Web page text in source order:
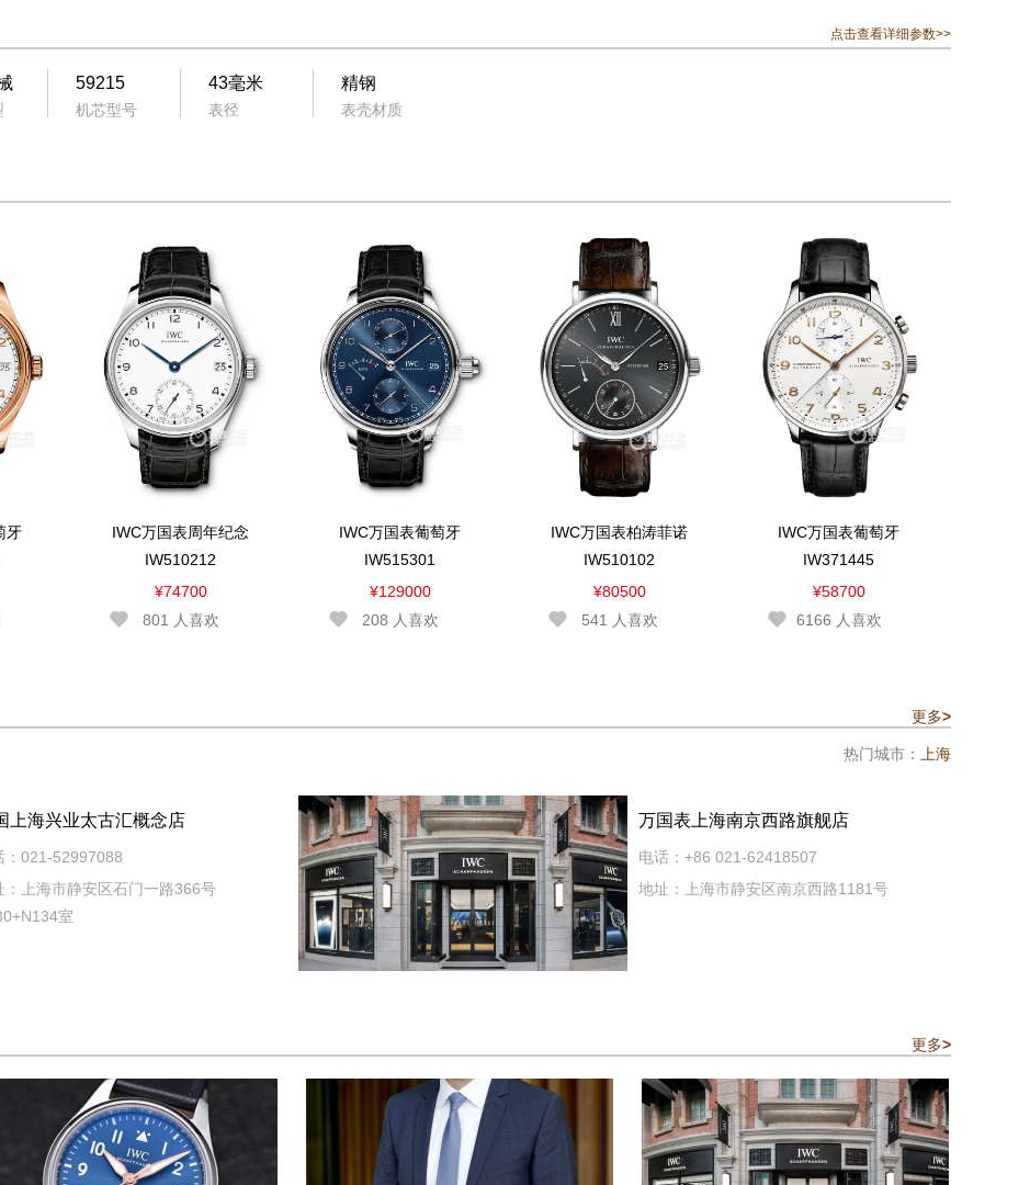
点击查看详细参数>>
59215
机芯型号
43毫米
表径
精钢
表壳材质
牙
IWC万国表周年纪念
IW510212
¥74700
801
人喜欢
IWC万国表葡萄牙
IW515301
¥129000
208 人喜欢
IWC万国表柏涛菲诺
IW510102
¥80500
541
人喜欢
IWC万国表葡萄牙
IW371445
¥58700
6166 人喜欢
更多>
热门城市： 上海
上海兴业太古汇概念店
：021-52997088
：上海市静安区石门一路366号
室
万国表上海南京西路旗舰店
电话：+86 021-62418507
地址：上海市静安区南京西路1181号
更多>